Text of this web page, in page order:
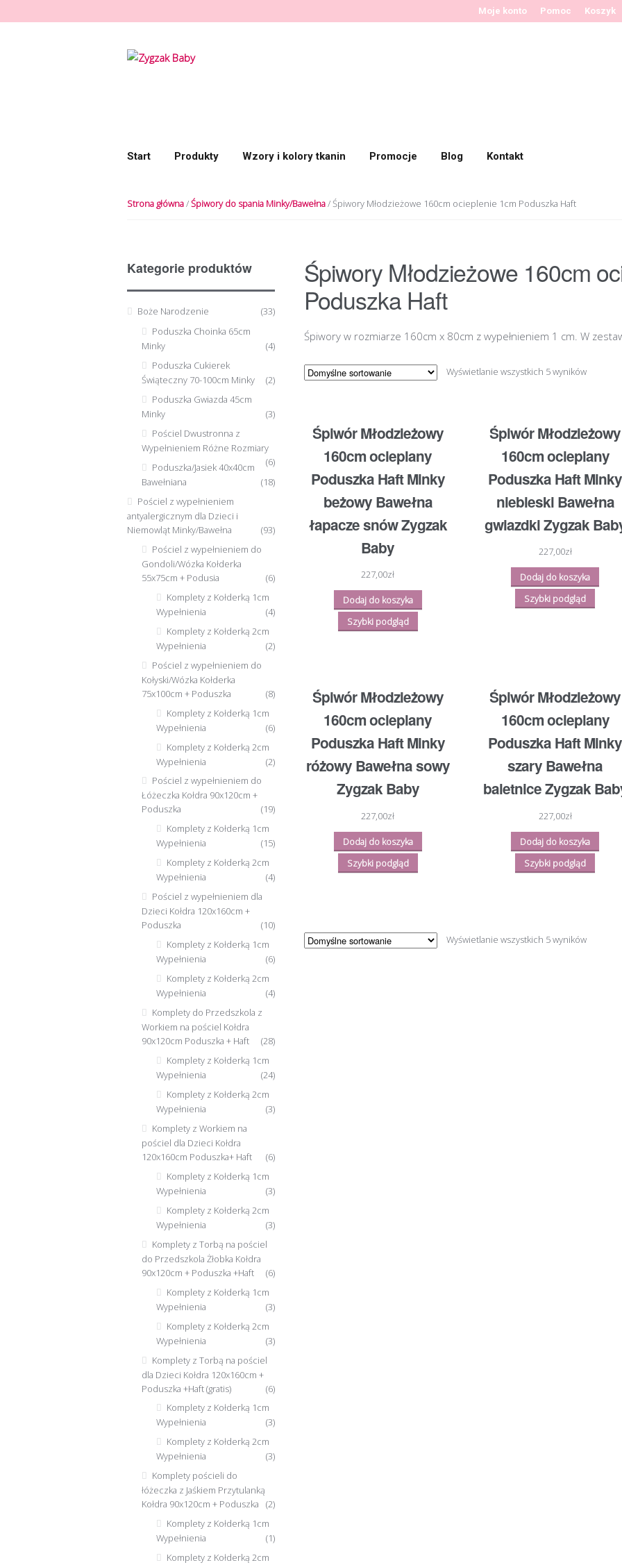
Moje konto Pomoc Koszyk
Przeskocz do nawigacji
Przeskocz do treści
Start Produkty Wzory i kolory tkanin Promocje Blog Kontakt
Strona główna/Śpiwory do spania Minky/Bawełna/ Śpiwory Młodzieżowe 160cm ocieplenie 1cm Poduszka Haft
Śpiwory Młodzieżowe 160cm
Poduszka Haft
Śpiwory w rozmiarze 160cm x 80cm z wypełnieniem 1 cm. W
Wyświetlanie wszystkich 5 wyników
Śpiwór Młodzieżowy
160cm ocieplany
Poduszka Haft Minky
beżowy Bawełna
łapacze snów Zygzak
Baby
227,00zł
Dodaj do koszyka
Szybki podgląd
Śpiwór Młodzieżowy
160cm ocieplany
Poduszka Haft Minky
niebieski Bawełna
gwiazdki Zygzak
227,00zł
Dodaj do koszyka
Szybki podgląd
Śpiwór Młodzieżowy
160cm ocieplany
Poduszka Haft Minky
różowy Bawełna sowy
Zygzak Baby
227,00zł
Dodaj do koszyka
Szybki podgląd
Śpiwór Młodzieżowy
160cm ocieplany
Poduszka Haft Minky
szary Bawełna
baletnice Zygzak
227,00zł
Dodaj do koszyka
Szybki podgląd
Wyświetlanie wszystkich 5 wyników
Kategorie produktów
Boże Narodzenie
(33)
Poduszka Choinka 65cm
Minky
(4)
Poduszka Cukierek
Świąteczny 70-100cm Minky
(2)
Poduszka Gwiazda 45cm
Minky
(3)
Pościel Dwustronna z
Wypełnieniem Różne Rozmiary
(6)
Poduszka/Jasiek 40x40cm
Bawełniana
(18)
Pościel z wypełnieniem
antyalergicznym dla Dzieci i
Niemowląt Minky/Bawełna
(93)
Pościel z wypełnieniem do
Gondoli/Wózka Kołderka
55x75cm + Podusia
(6)
Komplety z Kołderką 1cm
Wypełnienia
(4)
Komplety z Kołderką 2cm
Wypełnienia
(2)
Pościel z wypełnieniem do
Kołyski/Wózka Kołderka
75x100cm + Poduszka
(8)
Komplety z Kołderką 1cm
Wypełnienia
(6)
Komplety z Kołderką 2cm
Wypełnienia
(2)
Pościel z wypełnieniem do
Łóżeczka Kołdra 90x120cm +
Poduszka
(19)
Komplety z Kołderką 1cm
Wypełnienia
(15)
Komplety z Kołderką 2cm
Wypełnienia
(4)
Pościel z wypełnieniem dla
Dzieci Kołdra 120x160cm +
Poduszka
(10)
Komplety z Kołderką 1cm
Wypełnienia
(6)
Komplety z Kołderką 2cm
Wypełnienia
(4)
Komplety do Przedszkola z
Workiem na pościel Kołdra
90x120cm Poduszka + Haft
(28)
Komplety z Kołderką 1cm
Wypełnienia
(24)
Komplety z Kołderką 2cm
Wypełnienia
(3)
Komplety z Workiem na
pościel dla Dzieci Kołdra
120x160cm Poduszka+ Haft
(6)
Komplety z Kołderką 1cm
Wypełnienia
(3)
Komplety z Kołderką 2cm
Wypełnienia
(3)
Komplety z Torbą na pościel
do Przedszkola Żłobka Kołdra
90x120cm + Poduszka +Haft
(6)
Komplety z Kołderką 1cm
Wypełnienia
(3)
Komplety z Kołderką 2cm
Wypełnienia
(3)
Komplety z Torbą na pościel
dla Dzieci Kołdra 120x160cm +
Poduszka +Haft (gratis)
(6)
Komplety z Kołderką 1cm
Wypełnienia
(3)
Komplety z Kołderką 2cm
Wypełnienia
(3)
Komplety pościeli do
łóżeczka z Jaśkiem Przytulanką
Kołdra 90x120cm + Poduszka
(2)
Komplety z Kołderką 1cm
Wypełnienia
(1)
Komplety z Kołderką 2cm